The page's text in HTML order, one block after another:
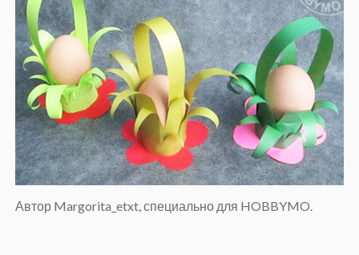
Автор Margorita_etxt, специально для HOBBYMO.